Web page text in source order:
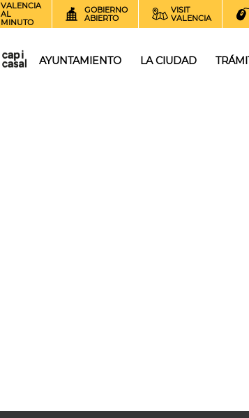
VALENCIA
AL
MINUTO
GOBIERNO
ABIERTO
VISIT
VALENCIA
AYUNTAMIENTO LA CIUDAD